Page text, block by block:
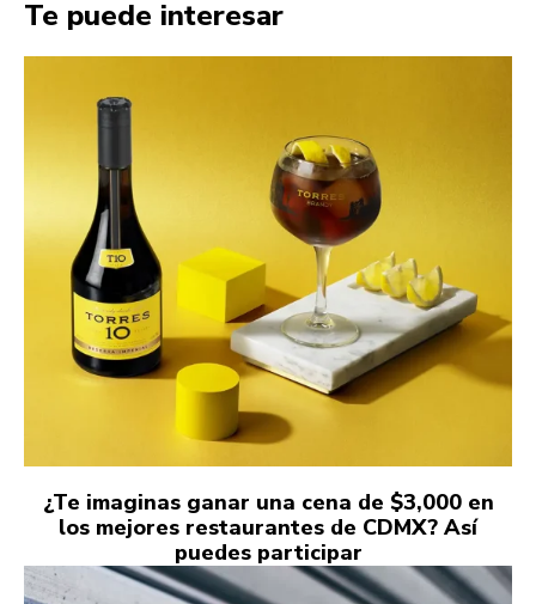
Te puede interesar
¿Te imaginas ganar una cena de $3,000 en
los mejores restaurantes de CDMX? Así
puedes participar